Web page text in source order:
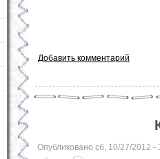
Добавить комментарий
Опубликовано сб, 10/27/2012